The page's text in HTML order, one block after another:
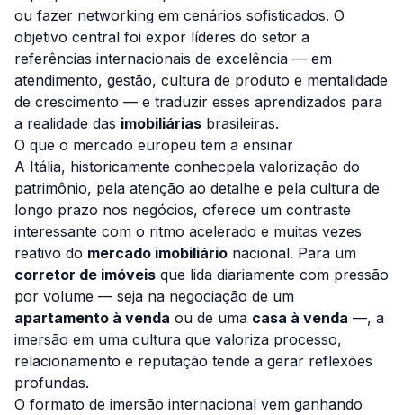
ou fazer networking em cenários sofisticados. O
objetivo central foi expor líderes do setor a
referências internacionais de excelência — em
atendimento, gestão, cultura de produto e mentalidade
de crescimento — e traduzir esses aprendizados para
a realidade das imobiliárias brasileiras.
O que o mercado europeu tem a ensinar
A Itália, historicamente conhecpela valorização do
patrimônio, pela atenção ao detalhe e pela cultura de
longo prazo nos negócios, oferece um contraste
interessante com o ritmo acelerado e muitas vezes
reativo do mercado imobiliário nacional. Para um
corretor de imóveis que lida diariamente com pressão
por volume — seja na negociação de um
apartamento à venda ou de uma casa à venda —, a
imersão em uma cultura que valoriza processo,
relacionamento e reputação tende a gerar reflexões
profundas.
O formato de imersão internacional vem ganhando